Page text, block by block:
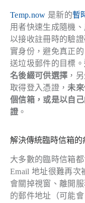
Temp.now 是新的暫
用者快速生成隨機
以接收註冊時的驗
實身份，避免真正
送垃圾郵件的目標。
名後綴可供選擇 ，
取得登入憑證， 未
個信箱，或是以自
證 。
解決傳統臨時信箱的
大多數的臨時信箱
Email 地址很難再次
會關掉視窗、離開
的郵件地址（可能